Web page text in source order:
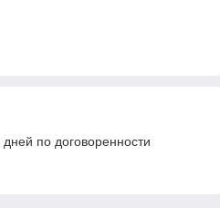
по договоренности